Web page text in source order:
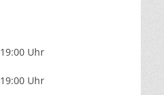
Uhr
Uhr